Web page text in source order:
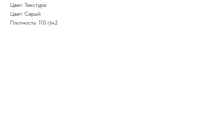
Цвет: Текстура
Цвет: Серый
Плотность: 110 г/м2